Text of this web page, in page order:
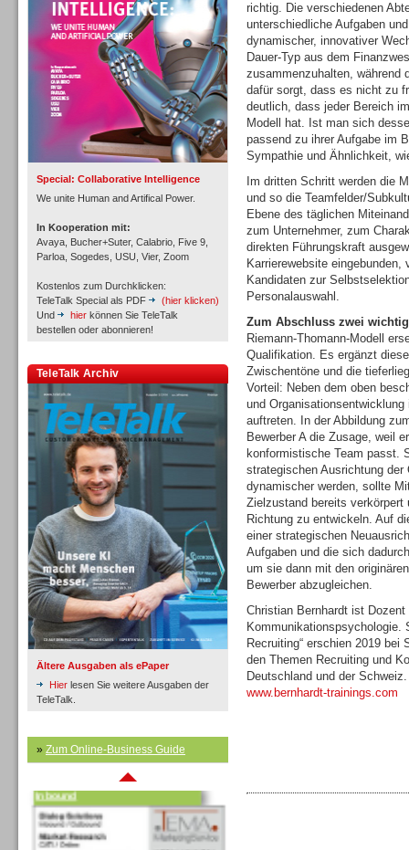
Special: Collaborative Intelligence
We unite Human and Artifical Power.
In Kooperation mit:
Avaya, Bucher+Suter, Calabrio, Five 9,
Parloa, Sogedes, USU, Vier, Zoom
Kostenlos zum Durchklicken:
TeleTalk Special als PDF
(hier klicken)
Und
hier können Sie TeleTalk
bestellen oder abonnieren!
TeleTalk Archiv
Ältere Ausgaben als ePaper
Hier lesen Sie weitere Ausgaben der
TeleTalk.
» Zum Online-Business Guide
Inbound
Inbound
Inbound
Inbound
richtig. Die verschiedenen
unterschiedliche Aufgaben
dynamischer, innovativer
Dauer-Typ aus dem
zusammenzuhalten, während
dafür sorgt, dass es nicht zu
deutlich, dass jeder Bereich
Modell hat. Ist man sich
passend zu ihrer Aufgabe im
Sympathie und Ähnlichkeit,
Im dritten Schritt werden die
und so die Teamfelder/
Ebene des täglichen
zum Unternehmer, zum
direkten Führungskraft
Karrierewebsite
Kandidaten zur
Personalauswahl.
Zum Abschluss zwei
Riemann-Thomann-Modell
Qualifikation. Es ergänzt
Zwischentöne und die
Vorteil: Neben dem oben
und
auftreten. In der Abbildung
Bewerber A die Zusage, weil
konformistische Team passt.
strategischen Ausrichtung
dynamischer werden, sollte
Zielzustand bereits
Richtung zu entwickeln. Auf
einer strategischen
Aufgaben und die sich
um sie dann mit den
Bewerber abzugleichen.
Christian Bernhardt ist
Kommunikationspsychologie.
Recruiting“ erschien 2019 bei
den Themen Recruiting und
Deutschland und der Schweiz.
www.bernhardt-trainings.com